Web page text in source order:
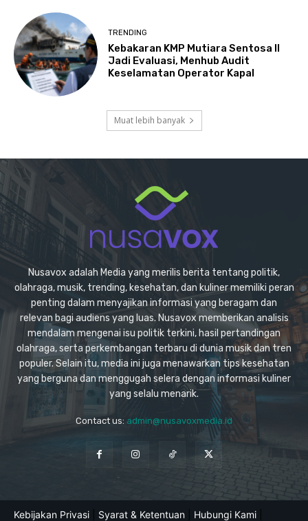
TRENDING
Kebakaran KMP Mutiara Sentosa II
Jadi Evaluasi, Menhub Audit
Keselamatan Operator Kapal
Muat lebih banyak
Nusavox adalah Media yang merilis berita tentang politik,
olahraga, musik, trending, kesehatan, dan kuliner memiliki peran
penting dalam menyajikan informasi yang beragam dan
relevan bagi audiens yang luas. Nusavox memberikan analisis
mendalam mengenai isu politik terkini, hasil pertandingan
olahraga, serta perkembangan terbaru di dunia musik dan tren
populer. Selain itu, media ini juga menawarkan tips kesehatan
yang berguna dan menggugah selera dengan informasi kuliner
yang selalu menarik.
Contact us: admin@nusavoxmedia.id
Kebijakan Privasi Syarat & Ketentuan Hubungi Kami